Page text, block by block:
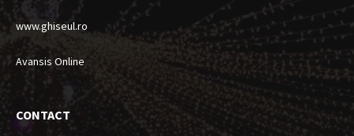
www.ghiseul.ro
Avansis Online
CONTACT